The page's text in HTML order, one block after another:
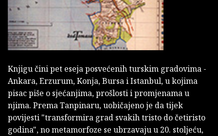
Knjigu čini pet eseja posvećenih turskim gradovima -
Ankara, Erzurum, Konja, Bursa i Istanbul, u kojima
pisac piše o sjećanjima, prošlosti i promjenama u
njima. Prema Tanpinaru, uobičajeno je da tijek
povijesti "transformira grad svakih tristo do četiristo
godina", no metamorfoze se ubrzavaju u 20. stoljeću,